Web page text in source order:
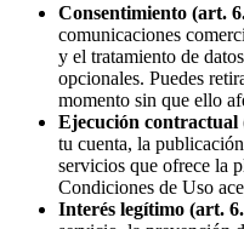
Consentimiento (art.
comunicaciones
y el tratamiento de
opcionales. Puedes
momento sin que ello
Ejecución
tu cuenta, la
servicios que ofrece la
Condiciones de Uso
Interés legítimo (art.